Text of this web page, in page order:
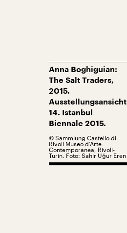
Anna Boghiguian:
The Salt Traders,
2015.
Ausstellungsansicht
14. Istanbul
Biennale 2015.
© Sammlung Castello di
Rivoli Museo d’Arte
Contemporanea, Rivoli-
Turin. Foto: Sahir Uğur Eren